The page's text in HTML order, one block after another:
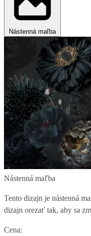
Nástenná maľba
Nástenná maľba
Tento dizajn je nástenná
dizajn orezať tak, aby sa
Cena: